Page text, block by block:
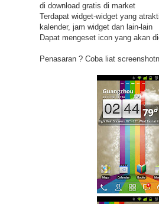
di download gratis di market
Terdapat widget-widget yang
kalender, jam widget dan lain-lain
Dapat mengeset icon yang akan
Penasaran ? Coba liat